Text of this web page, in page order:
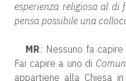
esperienza religiosa al di
pensa possibile una
MR.: Nessuno fa
Fai capire a uno di
appartiene alla Chiesa